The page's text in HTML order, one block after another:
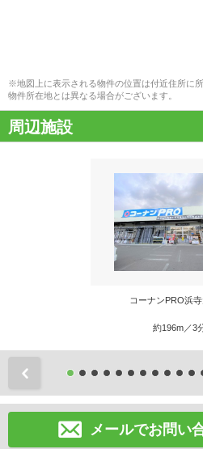
※地図上に表示される物件の位置は付近住所に
物件所在地とは異なる場合がございます。
周辺施設
コーナンPRO浜
約196m／3
メールでお問い